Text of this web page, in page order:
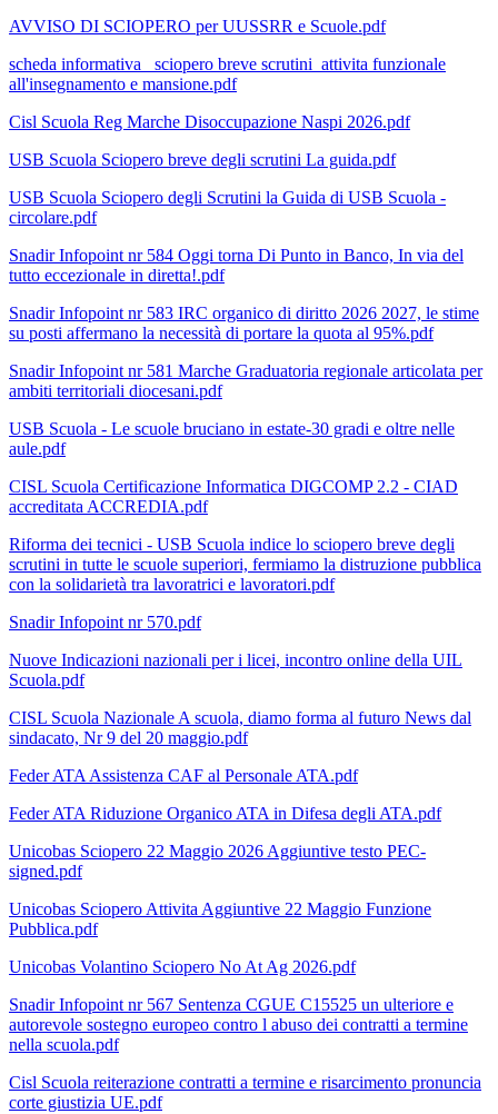
AVVISO DI SCIOPERO per UUSSRR e Scuole.pdf
scheda informativa_ sciopero breve scrutini_attivita funzionale
all'insegnamento e mansione.pdf
Cisl Scuola Reg Marche Disoccupazione Naspi 2026.pdf
USB Scuola Sciopero breve degli scrutini La guida.pdf
USB Scuola Sciopero degli Scrutini la Guida di USB Scuola -
circolare.pdf
Snadir Infopoint nr 584 Oggi torna Di Punto in Banco, In via del
tutto eccezionale in diretta!.pdf
Snadir Infopoint nr 583 IRC organico di diritto 2026 2027, le stime
su posti affermano la necessità di portare la quota al 95%.pdf
Snadir Infopoint nr 581 Marche Graduatoria regionale articolata per
ambiti territoriali diocesani.pdf
USB Scuola - Le scuole bruciano in estate-30 gradi e oltre nelle
aule.pdf
CISL Scuola Certificazione Informatica DIGCOMP 2.2 - CIAD
accreditata ACCREDIA.pdf
Riforma dei tecnici - USB Scuola indice lo sciopero breve degli
scrutini in tutte le scuole superiori, fermiamo la distruzione pubblica
con la solidarietà tra lavoratrici e lavoratori.pdf
Snadir Infopoint nr 570.pdf
Nuove Indicazioni nazionali per i licei, incontro online della UIL
Scuola.pdf
CISL Scuola Nazionale A scuola, diamo forma al futuro News dal
sindacato, Nr 9 del 20 maggio.pdf
Feder ATA Assistenza CAF al Personale ATA.pdf
Feder ATA Riduzione Organico ATA in Difesa degli ATA.pdf
Unicobas Sciopero 22 Maggio 2026 Aggiuntive testo PEC-
signed.pdf
Unicobas Sciopero Attivita Aggiuntive 22 Maggio Funzione
Pubblica.pdf
Unicobas Volantino Sciopero No At Ag 2026.pdf
Snadir Infopoint nr 567 Sentenza CGUE C15525 un ulteriore e
autorevole sostegno europeo contro l abuso dei contratti a termine
nella scuola.pdf
Cisl Scuola reiterazione contratti a termine e risarcimento pronuncia
corte giustizia UE.pdf